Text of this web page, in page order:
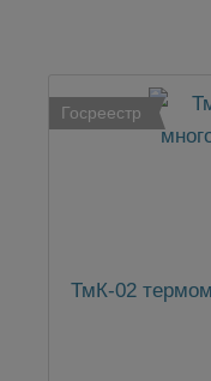
Госреестр
ТмК-02